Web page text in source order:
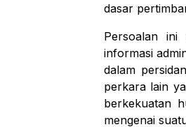
dasar
Persoalan ini
informasi
dalam
perkara lain
berkekuatan
mengenai